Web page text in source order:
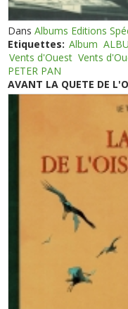
DansAlbums Editions
Etiquettes: Album
Vents d'Ouest Vents
PETER PAN
AVANT LA QUETE DE